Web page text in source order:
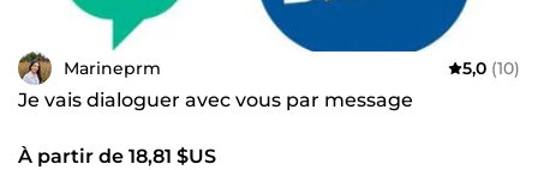
Marineprm 5,0 (10)
Je vais dialoguer avec vous par message
À partir de 18,81 $US